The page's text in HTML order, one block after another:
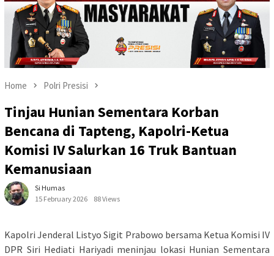
Home Polri Presisi
Tinjau Hunian Sementara Korban
Bencana di Tapteng, Kapolri-Ketua
Komisi IV Salurkan 16 Truk Bantuan
Kemanusiaan
Si Humas
15 February 2026
88 Views
Kapolri Jenderal Listyo Sigit Prabowo bersama Ketua Komisi IV
DPR Siri Hediati Hariyadi meninjau lokasi Hunian Sementara